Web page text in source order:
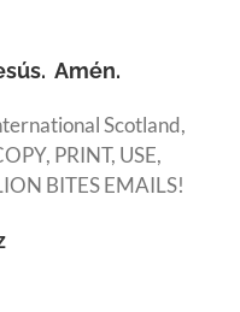
Amén.
Scotland,
PRINT, USE,
BITES EMAILS!